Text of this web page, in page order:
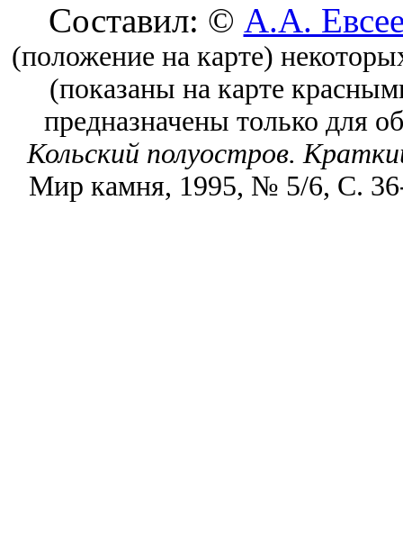
Составил: © А.А.
(положение на карте)
(показаны на карте
предназначены только для
Кольский полуостров.
Мир камня, 1995, № 5/6, С.